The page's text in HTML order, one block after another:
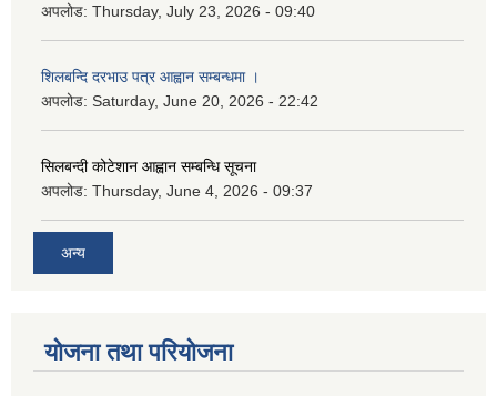
अपलोड: Thursday, July 23, 2026 - 09:40
शिलबन्दि दरभाउ पत्र आह्वान सम्बन्धमा ।
अपलोड: Saturday, June 20, 2026 - 22:42
सिलबन्दी कोटेशान आह्वान सम्बन्धि सूचना
अपलोड: Thursday, June 4, 2026 - 09:37
अन्य
योजना तथा परियोजना